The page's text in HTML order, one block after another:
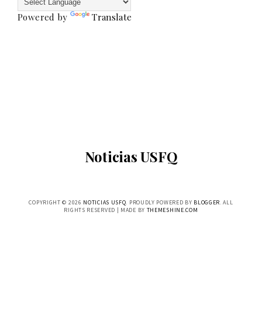
Powered by Translate
Noticias USFQ
COPYRIGHT © 2026 NOTICIAS USFQ. PROUDLY POWERED BY BLOGGER. ALL
RIGHTS RESERVED | MADE BY THEMESHINE.COM